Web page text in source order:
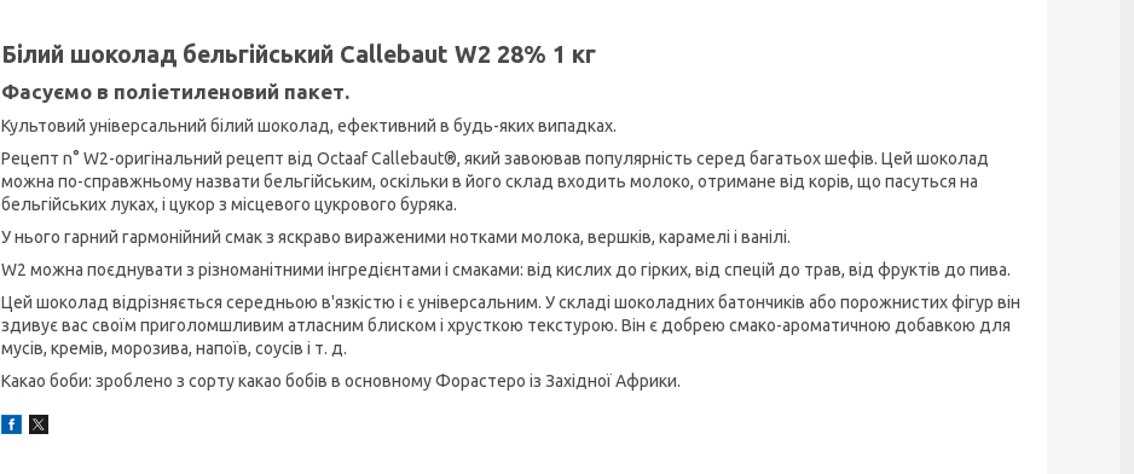
Білий шоколад бельгійський Callebaut W2 28% 1 кг
Фасуємо в поліетиленовий пакет.
Культовий універсальний білий шоколад, ефективний в будь-яких випадках.
Рецепт n° W2-оригінальний рецепт від Octaaf Callebaut®, який завоював популярність серед багатьох шефів. Цей шоколад
можна по-справжньому назвати бельгійським, оскільки в його склад входить молоко, отримане від корів, що пасуться на
бельгійських луках, і цукор з місцевого цукрового буряка.
У нього гарний гармонійний смак з яскраво вираженими нотками молока, вершків, карамелі і ванілі.
W2 можна поєднувати з різноманітними інгредієнтами і смаками: від кислих до гірких, від спецій до трав, від фруктів до пива.
Цей шоколад відрізняється середньою в'язкістю і є універсальним. У складі шоколадних батончиків або порожнистих фігур він
здивує вас своїм приголомшливим атласним блиском і хрусткою текстурою. Він є добрею смако-ароматичною добавкою для
мусів, кремів, морозива, напоїв, соусів і т. д.
Какао боби: зроблено з сорту какао бобів в основному Форастеро із Західної Африки.